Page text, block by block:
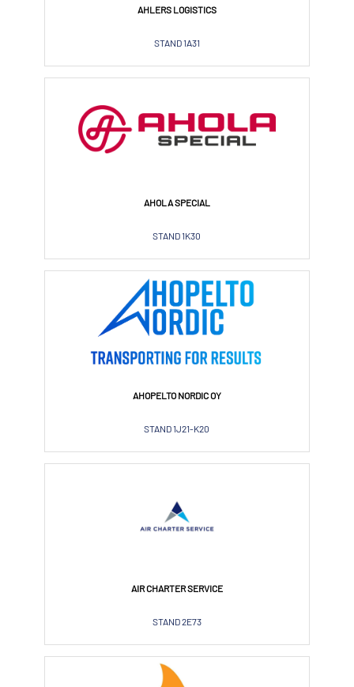
AHLERS LOGISTICS
STAND 1A31
AHOLA SPECIAL
STAND 1K30
AHOPELTO NORDIC OY
STAND 1J21-K20
AIR CHARTER SERVICE
STAND 2E73